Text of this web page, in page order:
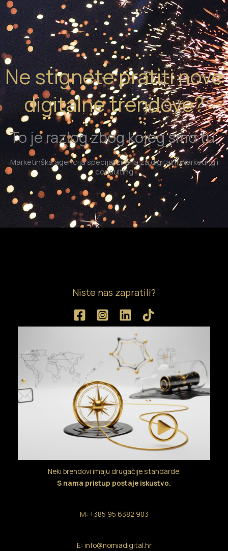
Ne stignete pratiti nove
digitalne trendove?
To je razlog zbog kojeg smo tu.
Marketinška agencija specijalizirana za digitalni marketing i
consulting
Niste nas zapratili?
Neki brendovi imaju drugačije standarde.
S nama pristup postaje iskustvo.
M: +385 95 6382 903
E: info@nomiadigital.hr